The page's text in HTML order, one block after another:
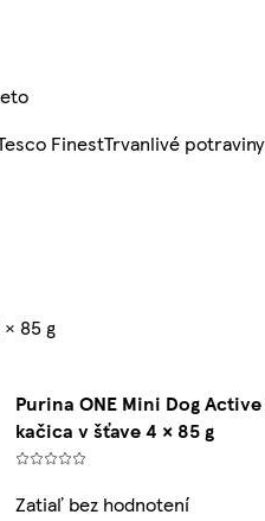
FinestTrvanlivé potraviny
85 g
Purina ONE Mini Dog
kačica v šťave 4 × 85 g
Zatiaľ bez hodnotení